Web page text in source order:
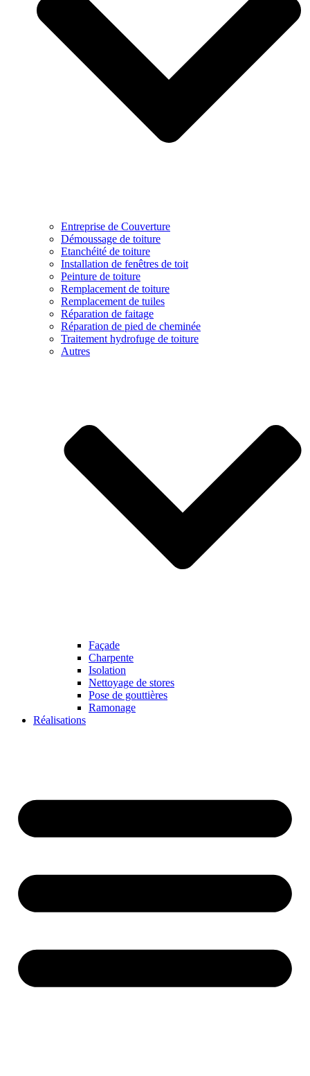
Entreprise de Couverture
Démoussage de toiture
Etanchéité de toiture
Installation de fenêtres de toit
Peinture de toiture
Remplacement de toiture
Remplacement de tuiles
Réparation de faitage
Réparation de pied de cheminée
Traitement hydrofuge de toiture
Autres
Façade
Charpente
Isolation
Nettoyage de stores
Pose de gouttières
Ramonage
Réalisations